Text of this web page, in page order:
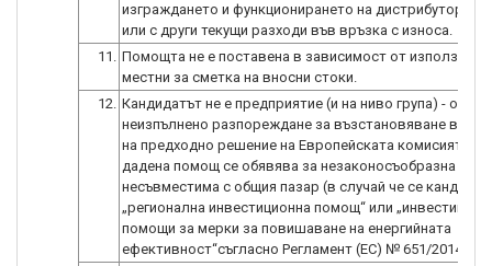
изграждането и функционирането на
или с други текущи разходи във връзка с износа.
11. Помощта не е поставена в зависимост от използване
местни за сметка на вносни стоки.
12. Кандидатът не е предприятие (и на ниво група) - обект
неизпълнено разпореждане за възстановяване
на предходно решение на Европейската комисията, с
дадена помощ се обявява за незаконосъобразна и
несъвместима с общия пазар (в случай че се
„регионална инвестиционна помощ“ или
помощи за мерки за повишаване на енергийната
ефективност“съгласно Регламент (ЕС) № 651/2014)